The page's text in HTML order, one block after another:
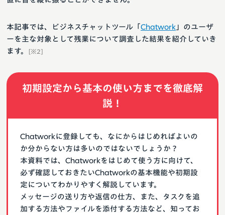
本記事では、ビジネスチャットツール「 Chatwork 」のユーザ
ーを主な対象として残業について調査した結果を紹介していき
ます。
[※2]
初期設定から基本の使い方までを徹底解
説！
Chatworkに登録しても、なにからはじめればよいの
か分からない方は多いのではないでしょうか？
本資料では、Chatworkをはじめて使う方に向けて、
必ず確認しておきたいChatworkの基本機能や初期設
定についてわかりやすく解説しています。
メッセージの送り方や返信の仕方、また、タスクを追
加する方法やファイルを添付する方法など、知ってお